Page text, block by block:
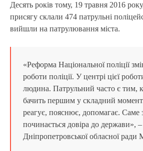
Десять років тому, 19 травня 2016
присягу склали 474 патрульні
вийшли на патрулювання міста.
«Реформа Національної поліції
роботи поліції. У центрі цієї
людина. Патрульний часто є тим,
бачить першим у складний
реагує, пояснює, допомагає. Саме
починається довіра до держави», –
Дніпропетровської обласної